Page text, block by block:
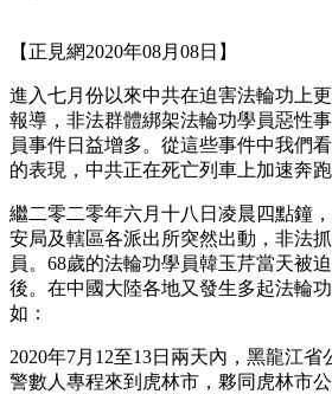
【正見網2020年08月08日】
進入七月份以來中共在迫害法輪功上
報導，非法群體綁架法輪功學員惡性
員事件日益增多。從這些事件中我們
的表現，中共正在死亡列車上加速奔跑
繼二零二零年六月十八日凌晨四點鐘
安局及轄區各派出所突然出動，非法
員。68歲的法輪功學員韓玉芹當天被
後。在中國大陸各地又發生多起法輪
如：
2020年7月12至13日兩天內，黑龍江
警數人專程來到虎林市，夥同虎林市